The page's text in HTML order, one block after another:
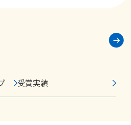
受賞実績